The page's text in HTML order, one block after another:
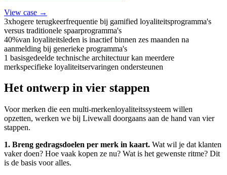
View case →
3xhogere terugkeerfrequentie bij gamified loyaliteitsprogramma's
versus traditionele spaarprogramma's
40%van loyaliteitsleden is inactief binnen zes maanden na
aanmelding bij generieke programma's
1 basisgedeelde technische architectuur kan meerdere
merkspecifieke loyaliteitservaringen ondersteunen
Het ontwerp in vier stappen
Voor merken die een multi-merkenloyaliteitssysteem willen
opzetten, werken we bij Livewall doorgaans aan de hand van vier
stappen.
1. Breng gedragsdoelen per merk in kaart. Wat wil je dat klanten
vaker doen? Hoe vaak kopen ze nu? Wat is het gewenste ritme? Dit
is de basis voor alles.